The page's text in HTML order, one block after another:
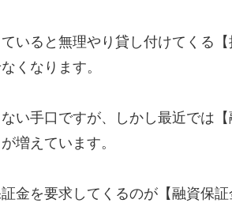
いると無理やり貸し付けてくる
くなります。
い手口ですが、しかし最近では
増えています。
金を要求してくるのが【融資保